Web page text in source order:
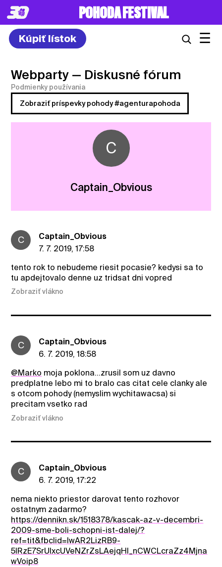
POHODA FESTIVAL
Kúpiť lístok ☰
Webparty — Diskusné fórum
Podmienky používania
Zobraziť príspevky pohody #agenturapohoda
C
Captain_Obvious
C
Captain_Obvious
7. 7. 2019, 17:58
tento rok to nebudeme riesit pocasie? kedysi sa to
tu apdejtovalo denne uz tridsat dni vopred
Zobraziť vlákno
C
Captain_Obvious
6. 7. 2019, 18:58
@Marko moja poklona...zrusil som uz davno
predplatne lebo mi to bralo cas citat cele clanky ale
s otcom pohody (nemyslim wychitawacsa) si
precitam vsetko rad
Zobraziť vlákno
C
Captain_Obvious
6. 7. 2019, 17:22
nema niekto priestor darovat tento rozhovor
ostatnym zadarmo?
https://dennikn.sk/1518378/kascak-az-v-decembri-
2009-sme-boli-schopni-ist-dalej/?
ref=tit&fbclid=IwAR2LizRB9-
5IRzE7SrUIxcUVeNZrZsLAejqHl_nCWCLcraZz4Mjna
wVoip8